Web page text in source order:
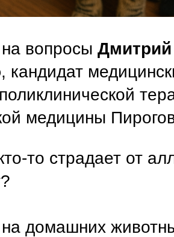
вопросы Дмитрий
, кандидат
медицины
то страдает от
домашних